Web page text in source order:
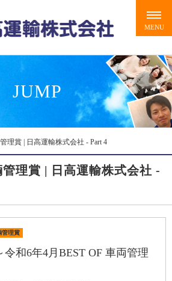
JUMP
理賞 | 日高運輸株式会社 - Part 4
理賞 | 日高運輸株式会社 -
管理賞
令和6年4月BEST OF 車両管理